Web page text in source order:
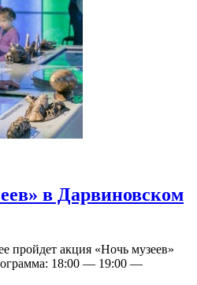
в Дарвиновском
пройдет акция «Ночь музеев»
18:00 — 19:00 —